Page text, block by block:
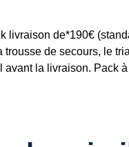
livraison de*190€
trousse de secours, le
avant la livraison. Pack